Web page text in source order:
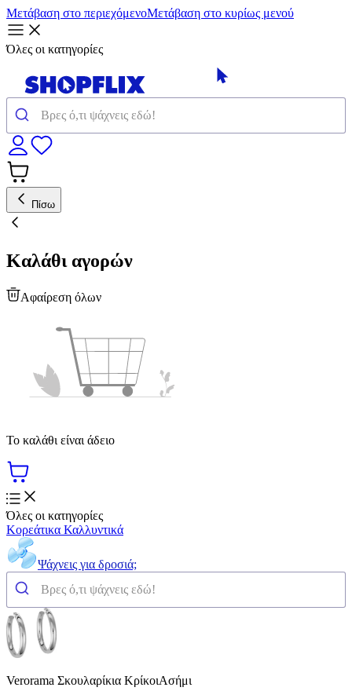
Μετάβαση στο περιεχόμενοΜετάβαση στο κυρίως μενού
Όλες οι κατηγορίες
Πίσω
Καλάθι αγορών
Αφαίρεση όλων
Το καλάθι είναι άδειο
Όλες οι κατηγορίες
Κορεάτικα Καλλυντικά
Ψάχνεις για δροσιά;
Verorama Σκουλαρίκια ΚρίκοιΑσήμι